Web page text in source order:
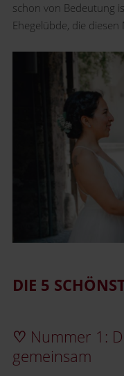
schon von Bedeutung
Ehegelübde, die
DIE 5
♡ Nummer 1:
gemeinsam